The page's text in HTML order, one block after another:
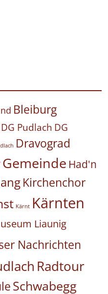
Bleiburg
DG Pudlach DG
Dravograd
Gemeinde Had'n
Kirchenchor
Kärnt Kärnten
Liaunig
Nachrichten
Radtour
Schwabegg